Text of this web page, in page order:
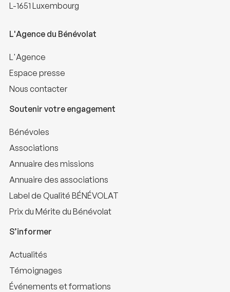
L-1651 Luxembourg
L'Agence du Bénévolat
L'Agence
Espace presse
Nous contacter
Soutenir votre engagement
Bénévoles
Associations
Annuaire des missions
Annuaire des associations
Label de Qualité BÉNÉVOLAT
Prix du Mérite du Bénévolat
S’informer
Actualités
Témoignages
Événements et formations